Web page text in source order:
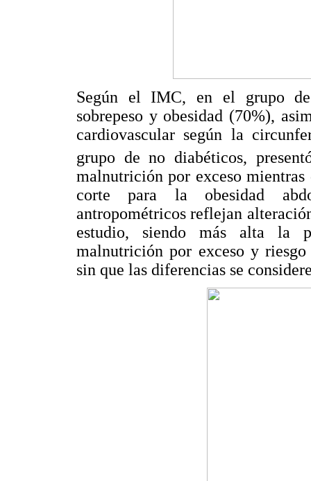
Según el IMC, en el grupo
sobrepeso y obesidad (70%),
cardiovascular según la
grupo de no diabéticos,
malnutrición por exceso
corte para la obesidad
antropométricos reflejan
estudio, siendo más alta la
malnutrición por exceso y
sin que las diferencias se